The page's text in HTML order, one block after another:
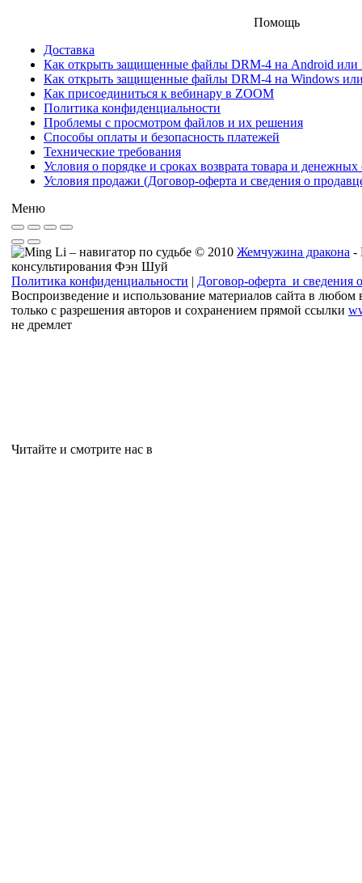
Помощь
Доставка
Как открыть защищенные файлы DRM-4 на Android или
Как открыть защищенные файлы DRM-4 на Windows
Как присоединиться к вебинару в ZOOM
Политика конфиденциальности
Проблемы с просмотром файлов и их решения
Способы оплаты и безопасность платежей
Технические требования
Условия о порядке и сроках возврата товара и денежных
Условия продажи (Договор-оферта и сведения о
Меню
© 2010 Жемчужина дракона -
консультирования Фэн Шуй
Политика конфиденциальности | Договор-оферта и сведения
Воспроизведение и использование материалов сайта в любом
только с разрешения авторов и сохранением прямой ссылки
не дремлет
Читайте и смотрите нас в